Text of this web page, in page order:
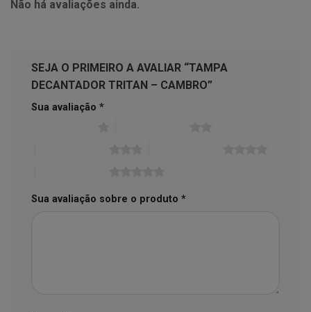
Não há avaliações ainda.
SEJA O PRIMEIRO A AVALIAR “TAMPA
DECANTADOR TRITAN – CAMBRO”
Sua avaliação *
Sua avaliação sobre o produto *